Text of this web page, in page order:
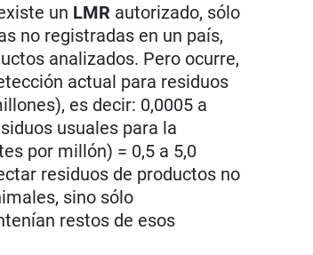
un LMR autorizado, sólo
no registradas en un país,
analizados. Pero ocurre,
actual para residuos
es decir: 0,0005 a
usuales para la
por millón) = 0,5 a 5,0
residuos de productos no
sino sólo
restos de esos